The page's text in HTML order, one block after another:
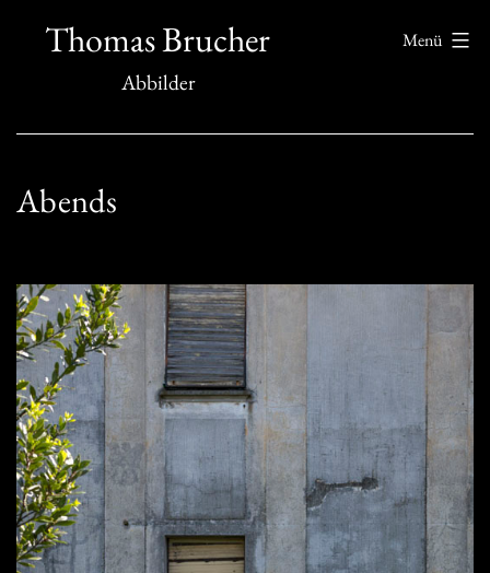
InhaltThomas Brucher
Abbilder
Menü
Abends